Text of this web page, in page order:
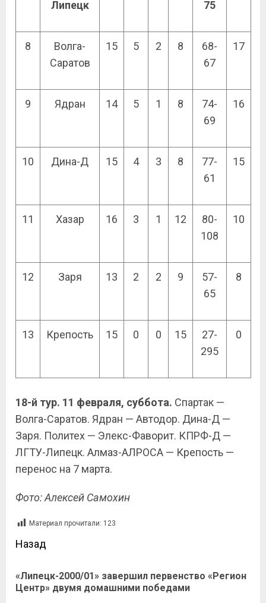
Липецк
75
8
Волга-
Саратов
15 5 2 8
68-
67
17
9 Ядран 14 5 1 8
74-
69
16
10 Дина-Д 15 4 3 8
77-
61
15
11 Хазар 16 3 1 12
80-
108
10
12 Заря 13 2 2 9
57-
65
8
13 Крепость 15 0 0 15
27-
295
0
18-й тур. 11 февраля, суббота. Спартак —
Волга-Саратов. Ядран — Автодор. Дина-Д —
Заря. Политех — Элекс-Фаворит. КПРФ-Д —
ЛГТУ-Липецк. Алмаз-АЛРОСА — Крепость —
перенос на 7 марта.
Фото: Алексей Самохин
Материал прочитали: 123
Назад
«Липецк-2000/01» завершил первенство «Регион
Центр» двумя домашними победами